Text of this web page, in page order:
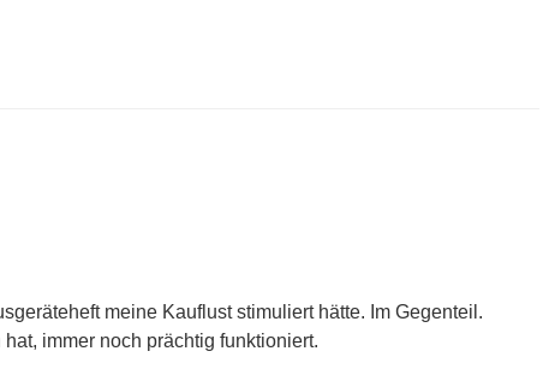
meine Kauflust stimuliert hätte. Im Gegenteil.
immer noch prächtig funktioniert.